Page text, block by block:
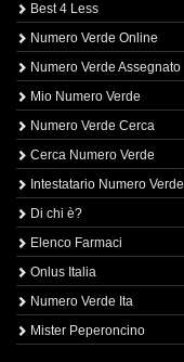
Best 4 Less
Numero Verde Online
Numero Verde Assegnato
Mio Numero Verde
Numero Verde Cerca
Cerca Numero Verde
Intestatario Numero Verde
Di chi è?
Elenco Farmaci
Onlus Italia
Numero Verde Ita
Mister Peperoncino